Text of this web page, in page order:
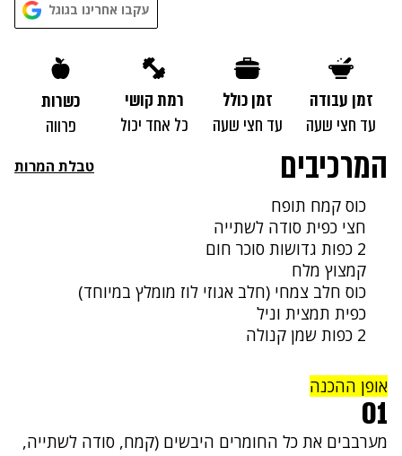
עקבו אחרינו בגוגל
זמן עבודה
עד חצי שעה
זמן כולל
עד חצי שעה
רמת קושי
כל אחד יכול
כשרות
פרווה
המרכיבים טבלת המרות
כוס קמח תופח
חצי כפית סודה לשתייה
2 כפות גדושות סוכר חום
קמצוץ מלח
כוס חלב צמחי (חלב אגוזי לוז מומלץ במיוחד)
כפית תמצית וניל
2 כפות שמן קנולה
אופן ההכנה
01
מערבבים את כל החומרים היבשים (קמח, סודה לשתייה,